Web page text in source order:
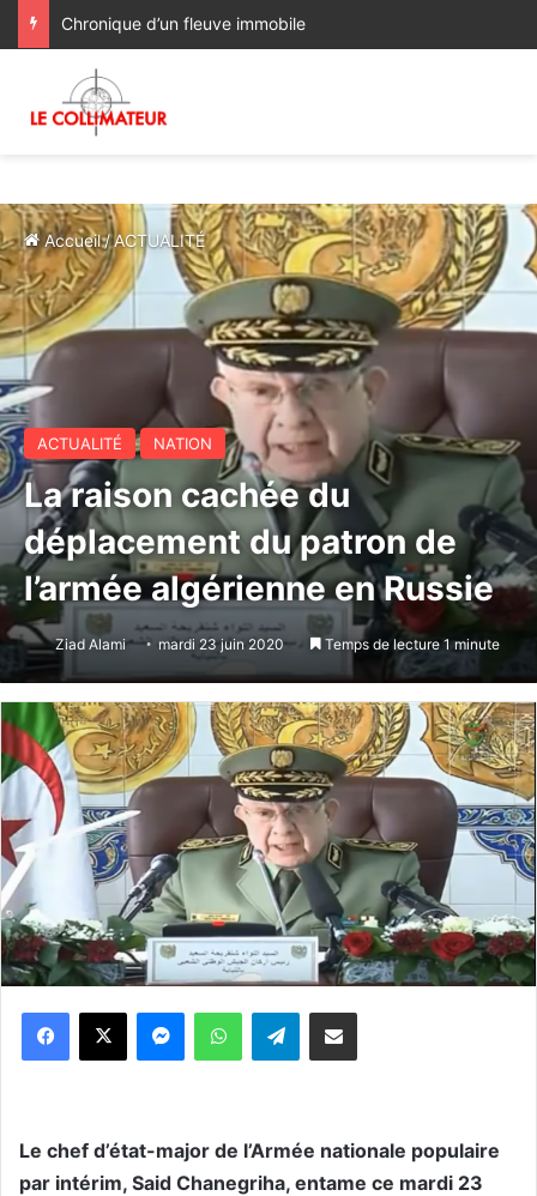
Chronique d’un fleuve immobile
Accueil/ACTUALITÉ
ACTUALITÉ NATION
La raison cachée du
déplacement du patron de
l’armée algérienne en Russie
Ziad Alami mardi 23 juin 2020 Temps de lecture 1 minute
WhatsApp Telegram
Le chef d’état-major de l’Armée nationale populaire
par intérim, Said Chanegriha, entame ce mardi 23